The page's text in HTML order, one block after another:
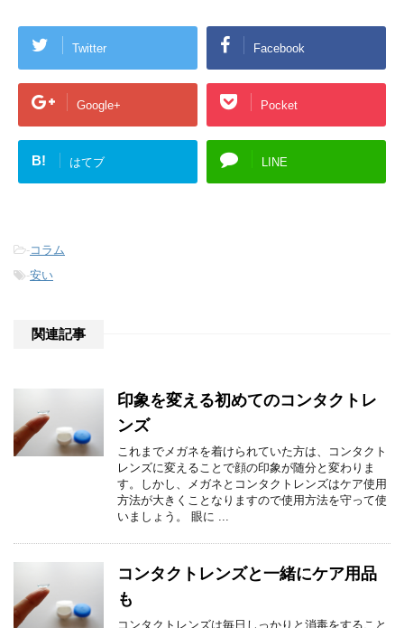
Twitter Facebook
Google+ Pocket
B! はてブ LINE
-コラム
-安い
関連記事
印象を変える初めてのコンタクトレ
ンズ
これまでメガネを着けられていた方は、コンタクト
レンズに変えることで顔の印象が随分と変わりま
す。しかし、メガネとコンタクトレンズはケア使用
方法が大きくことなりますので使用方法を守って使
いましょう。 眼に ...
コンタクトレンズと一緒にケア用品
も
コンタクトレンズは毎日しっかりと消毒をすること